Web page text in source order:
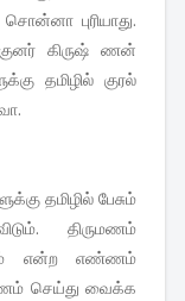
புரியாது.
கிருஷ் ணன்
தமிழில் குரல்
தமிழில் பேசும்
திருமணம்
என்ற எண்ணம்
செய்து வைக்க